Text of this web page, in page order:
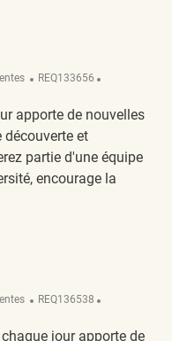
REQ133656
apporte de nouvelles
découverte et
partie d'une équipe
encourage la
REQ136538
jour apporte de